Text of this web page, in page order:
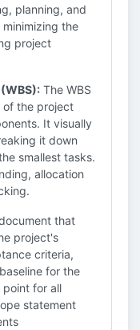
planning, and
the
project
The WBS
of the project
It visually
it down
smallest tasks.
allocation
that
project's
criteria,
for the
point for all
statement